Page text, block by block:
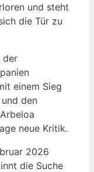
und steht
die Tür zu
der
einem Sieg
den
neue Kritik.
2026
die Suche